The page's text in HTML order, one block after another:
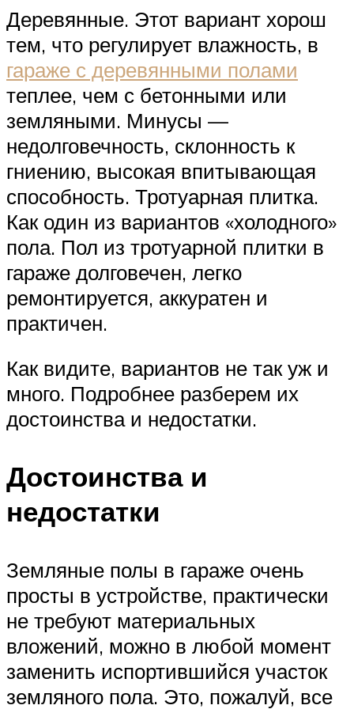
Деревянные. Этот вариант хорош
тем, что регулирует влажность, в
гараже с деревянными полами
теплее, чем с бетонными или
земляными. Минусы —
недолговечность, склонность к
гниению, высокая впитывающая
способность. Тротуарная плитка.
Как один из вариантов «холодного»
пола. Пол из тротуарной плитки в
гараже долговечен, легко
ремонтируется, аккуратен и
практичен.
Как видите, вариантов не так уж и
много. Подробнее разберем их
достоинства и недостатки.
Достоинства и
недостатки
Земляные полы в гараже очень
просты в устройстве, практически
не требуют материальных
вложений, можно в любой момент
заменить испортившийся участок
земляного пола. Это, пожалуй, все